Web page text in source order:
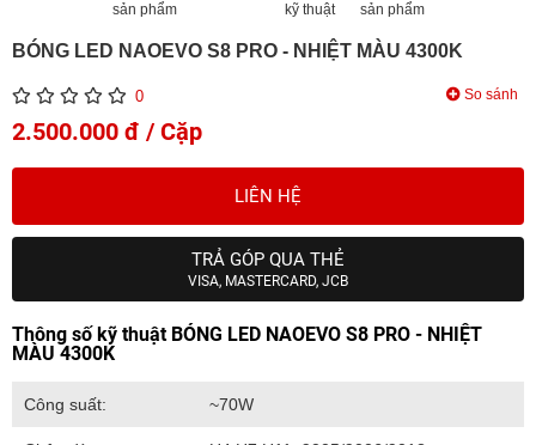
sản phẩm
kỹ thuật
sản phẩm
BÓNG LED NAOEVO S8 PRO - NHIỆT MÀU 4300K
0 So sánh
2.500.000 đ / Cặp
LIÊN HỆ
TRẢ GÓP QUA THẺ
VISA, MASTERCARD, JCB
Thông số kỹ thuật BÓNG LED NAOEVO S8 PRO - NHIỆT
MÀU 4300K
Công suất: ~70W